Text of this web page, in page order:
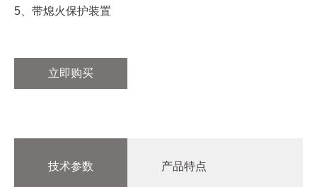
5、带熄火保护装置
立即购买
技术参数 产品特点